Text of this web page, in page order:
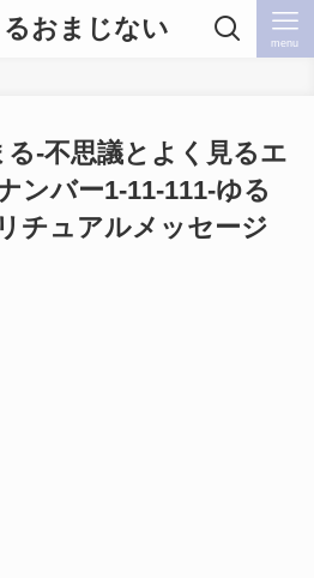
おまじない menu
る-不思議とよく見るエ
ンバー1-11-111-ゆる
チュアルメッセージ